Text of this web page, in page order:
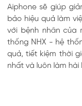
Aiphone sẽ giúp
bảo hiệu quả làm
với bệnh nhân của
thống NHX - hệ
quả, tiết kiệm thời
nhất và luôn làm